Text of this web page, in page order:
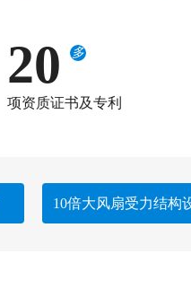
20 多
项资质证书及专利
10倍大风扇受力结构